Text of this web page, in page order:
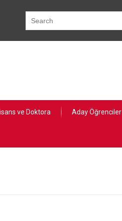
ve Doktora Aday Öğrenciler